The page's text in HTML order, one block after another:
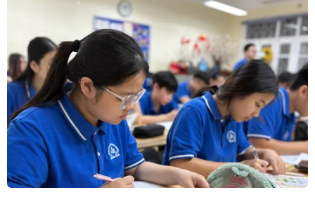
Tổng Biên tập: TRẦN TIẾN DUẨN
Phó Tổng Biên tập: NGUYỄN THỊ TÁM, KHÚC THANH
THỦY
Sở hữu trí tuệ
Quy định sử dụng
RSS
Hỗ trợ
Ngôn ngữ
TTXVN
Dịch vụ tin
Quảng cáo
Liên hệ